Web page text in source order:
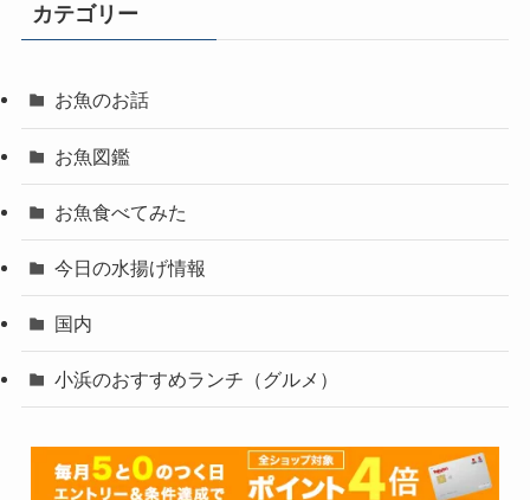
カテゴリー
お魚のお話
お魚図鑑
お魚食べてみた
今日の水揚げ情報
国内
小浜のおすすめランチ（グルメ）